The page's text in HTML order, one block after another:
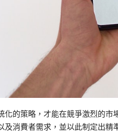
化的策略，才能在競爭激烈的
及消費者需求，並以此制定出